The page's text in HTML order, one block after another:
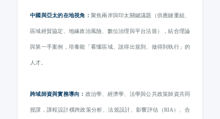
中國與亞太的在地視角： 聚焦兩岸與印太關鍵議題（供應鏈重組、
區域經貿協定、地緣政治風險、數位治理與平台法規），結合理論
與第一手案例，培養能「看懂區域、說得出規則、做得到執行」的
人才。
跨域師資與實務導向： 政治學、經濟學、法學與公共政策師資共同
授課，課程設計橫跨政策分析、法規設計、影響評估（RIA）、合